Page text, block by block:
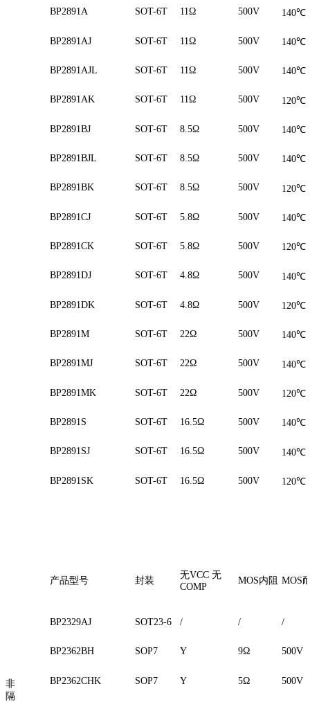
BP2891A SOT-6T 11Ω 500V 140℃
BP2891AJ SOT-6T 11Ω 500V 140℃
BP2891AJL SOT-6T 11Ω 500V 140℃
BP2891AK SOT-6T 11Ω 500V 120℃
BP2891BJ SOT-6T 8.5Ω 500V 140℃
BP2891BJL SOT-6T 8.5Ω 500V 140℃
BP2891BK SOT-6T 8.5Ω 500V 120℃
BP2891CJ SOT-6T 5.8Ω 500V 140℃
BP2891CK SOT-6T 5.8Ω 500V 120℃
BP2891DJ SOT-6T 4.8Ω 500V 140℃
BP2891DK SOT-6T 4.8Ω 500V 120℃
BP2891M SOT-6T 22Ω 500V 140℃
BP2891MJ SOT-6T 22Ω 500V 140℃
BP2891MK SOT-6T 22Ω 500V 120℃
BP2891S SOT-6T 16.5Ω 500V 140℃
BP2891SJ SOT-6T 16.5Ω 500V 140℃
BP2891SK SOT-6T 16.5Ω 500V 120℃
非
隔
产品型号 封装
无VCC 无
COMP
MOS内阻 MOS
BP2329AJ SOT23-6 / / /
BP2362BH SOP7 Y 9Ω 500V
BP2362CHK SOP7 Y 5Ω 500V